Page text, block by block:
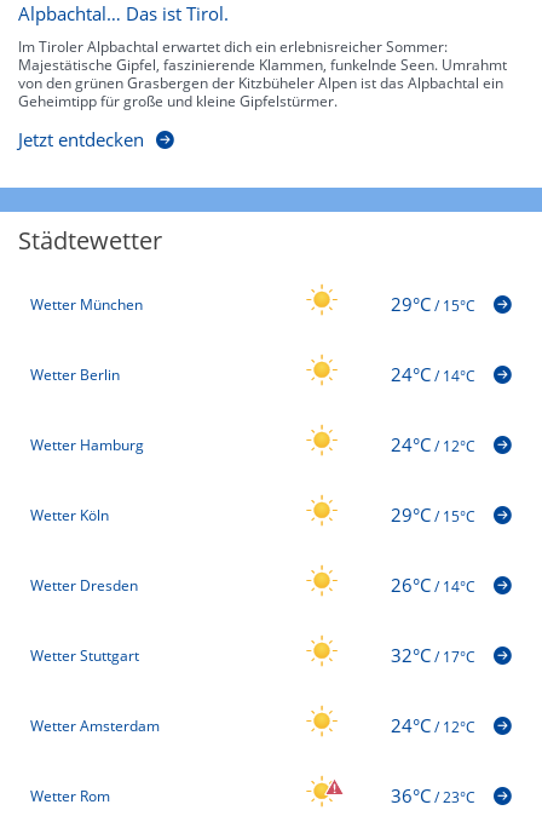
Alpbachtal… Das ist Tirol.
Im Tiroler Alpbachtal erwartet dich ein erlebnisreicher Sommer:
Majestätische Gipfel, faszinierende Klammen, funkelnde Seen. Umrahmt
von den grünen Grasbergen der Kitzbüheler Alpen ist das Alpbachtal ein
Geheimtipp für große und kleine Gipfelstürmer.
Jetzt entdecken
Städtewetter
Wetter München 29°C/15°C
Wetter Berlin 24°C/14°C
Wetter Hamburg 24°C/12°C
Wetter Köln 29°C/15°C
Wetter Dresden 26°C/14°C
Wetter Stuttgart 32°C/17°C
Wetter Amsterdam 24°C/12°C
Wetter Rom 36°C/23°C